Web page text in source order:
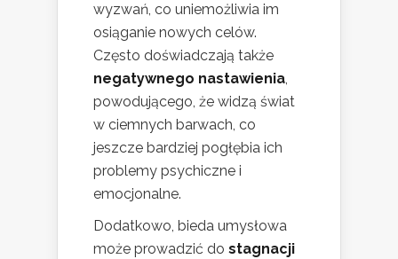
wyzwań, co uniemożliwia im
osiąganie nowych celów.
Często doświadczają także
negatywnego nastawienia,
powodującego, że widzą świat
w ciemnych barwach, co
jeszcze bardziej pogłębia ich
problemy psychiczne i
emocjonalne.
Dodatkowo, bieda umysłowa
może prowadzić do stagnacji